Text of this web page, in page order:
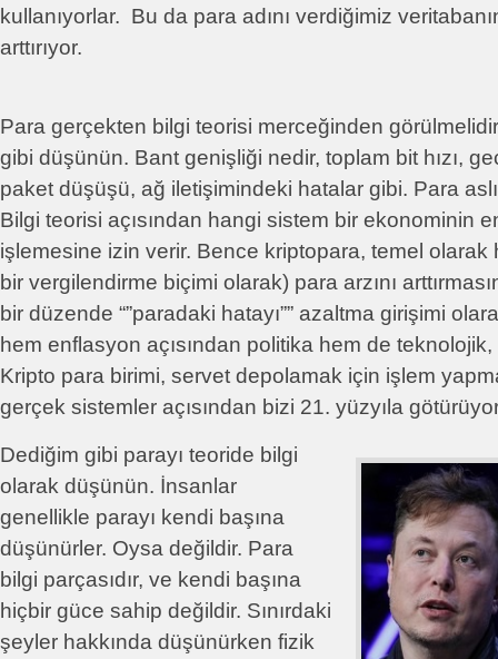
kullanıyorlar. Bu da para adını verdiğimiz
arttırıyor.
Para gerçekten bilgi teorisi merceğinden
gibi düşünün. Bant genişliği nedir, toplam bit hızı,
paket düşüşü, ağ iletişimindeki hatalar gibi. Para
Bilgi teorisi açısından hangi sistem bir ekonominin
işlemesine izin verir. Bence kriptopara, temel olarak
bir vergilendirme biçimi olarak) para arzını
bir düzende “”paradaki hatayı”” azaltma girişimi
hem enflasyon açısından politika hem de
Kripto para birimi, servet depolamak için işlem
gerçek sistemler açısından bizi 21. yüzyıla
Dediğim gibi parayı teoride bilgi
olarak düşünün. İnsanlar
genellikle parayı kendi başına
düşünürler. Oysa değildir. Para
bilgi parçasıdır, ve kendi başına
hiçbir güce sahip değildir. Sınırdaki
şeyler hakkında düşünürken fizik